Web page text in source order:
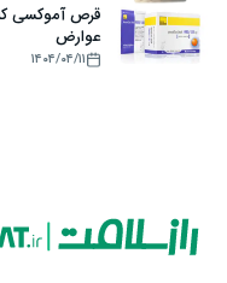
قرص آموکسی
عوارض
۱۴۰۴/۰۴/۱۱